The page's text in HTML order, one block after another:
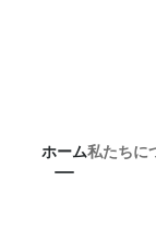
ホーム私たちに